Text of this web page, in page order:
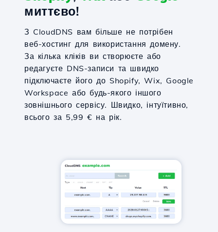
миттєво!
З CloudDNS вам більше не потрібен
веб-хостинг для використання домену.
За кілька кліків ви створюєте або
редагуєте DNS-записи та швидко
підключаєте його до Shopify, Wix, Google
Workspace або будь-якого іншого
зовнішнього сервісу. Швидко, інтуїтивно,
всього за 5,99 € на рік.